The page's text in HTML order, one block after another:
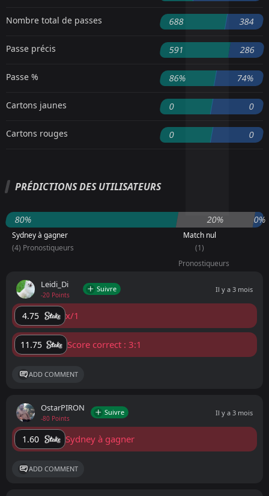
Nombre total de passes 688 384
Passe précis 591 286
Passe % 86% 74%
Cartons jaunes 0 0
Cartons rouges 0 0
PRÉDICTIONS DES UTILISATEURS
80% 20% 0%
Sydney à gagner
(4) Pronostiqueurs
Match nul
(1)
Pronostiqueurs
Leidi_Di
-20 Points
Suivre Il y a 3 mois
4.75 x/1
11.75 Score correct : 3:1
ADD COMMENT
OstarPIRON
-80 Points
Suivre Il y a 3 mois
1.60 Sydney à gagner
ADD COMMENT